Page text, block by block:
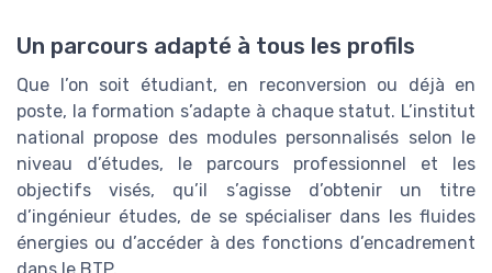
Un parcours adapté à tous les profils
Que l’on soit étudiant, en reconversion ou déjà en
poste, la formation s’adapte à chaque statut. L’institut
national propose des modules personnalisés selon le
niveau d’études, le parcours professionnel et les
objectifs visés, qu’il s’agisse d’obtenir un titre
d’ingénieur études, de se spécialiser dans les fluides
énergies ou d’accéder à des fonctions d’encadrement